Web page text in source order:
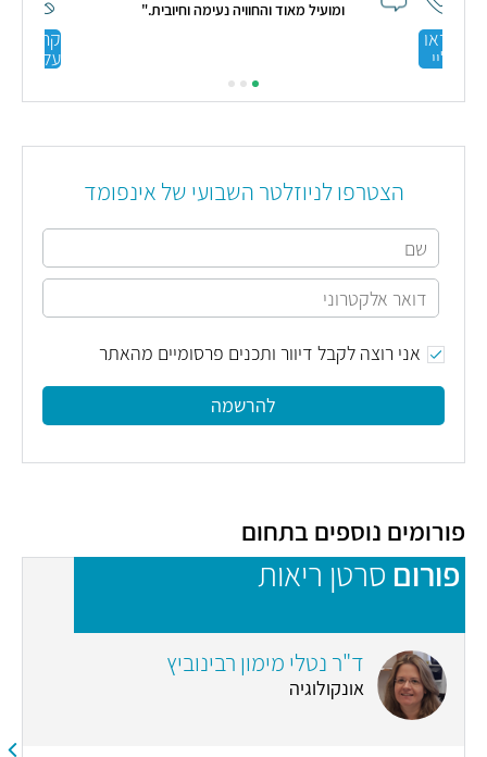
קראו
עליי
ומועיל מאוד והחוויה נעימה וחיובית."
קראו
עליי
הצטרפו לניוזלטר השבועי של אינפומד
אני רוצה לקבל דיוור ותכנים פרסומיים מהאתר
להרשמה
פורומים נוספים בתחום
פורום סרטן ריאות
ד"ר נטלי מימון רבינוביץ
אונקולוגיה